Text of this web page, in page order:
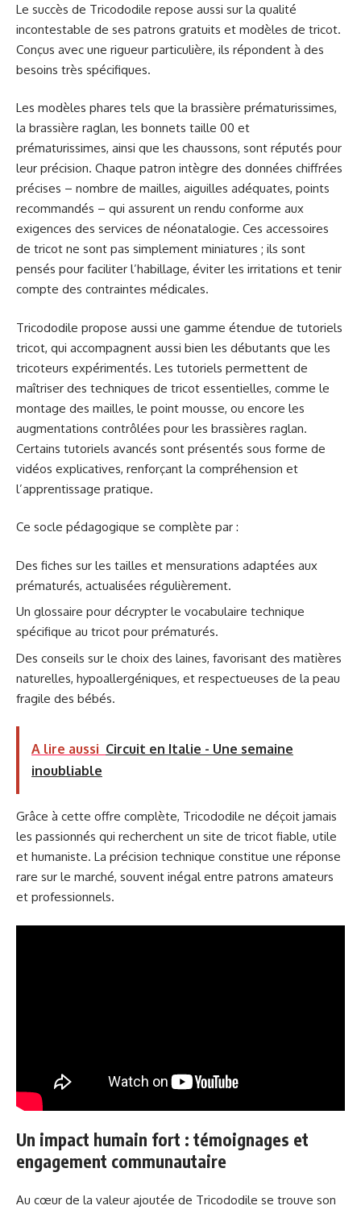
Le succès de Tricododile repose aussi sur la qualité
incontestable de ses patrons gratuits et modèles de tricot.
Conçus avec une rigueur particulière, ils répondent à des
besoins très spécifiques.
Les modèles phares tels que la brassière prématurissimes,
la brassière raglan, les bonnets taille 00 et
prématurissimes, ainsi que les chaussons, sont réputés pour
leur précision. Chaque patron intègre des données chiffrées
précises – nombre de mailles, aiguilles adéquates, points
recommandés – qui assurent un rendu conforme aux
exigences des services de néonatalogie. Ces accessoires
de tricot ne sont pas simplement miniatures ; ils sont
pensés pour faciliter l’habillage, éviter les irritations et tenir
compte des contraintes médicales.
Tricododile propose aussi une gamme étendue de tutoriels
tricot, qui accompagnent aussi bien les débutants que les
tricoteurs expérimentés. Les tutoriels permettent de
maîtriser des techniques de tricot essentielles, comme le
montage des mailles, le point mousse, ou encore les
augmentations contrôlées pour les brassières raglan.
Certains tutoriels avancés sont présentés sous forme de
vidéos explicatives, renforçant la compréhension et
l’apprentissage pratique.
Ce socle pédagogique se complète par :
Des fiches sur les tailles et mensurations adaptées aux
prématurés, actualisées régulièrement.
Un glossaire pour décrypter le vocabulaire technique
spécifique au tricot pour prématurés.
Des conseils sur le choix des laines, favorisant des matières
naturelles, hypoallergéniques, et respectueuses de la peau
fragile des bébés.
A lire aussi Circuit en Italie - Une semaine
inoubliable
Grâce à cette offre complète, Tricododile ne déçoit jamais
les passionnés qui recherchent un site de tricot fiable, utile
et humaniste. La précision technique constitue une réponse
rare sur le marché, souvent inégal entre patrons amateurs
et professionnels.
Un impact humain fort : témoignages et
engagement communautaire
Au cœur de la valeur ajoutée de Tricododile se trouve son